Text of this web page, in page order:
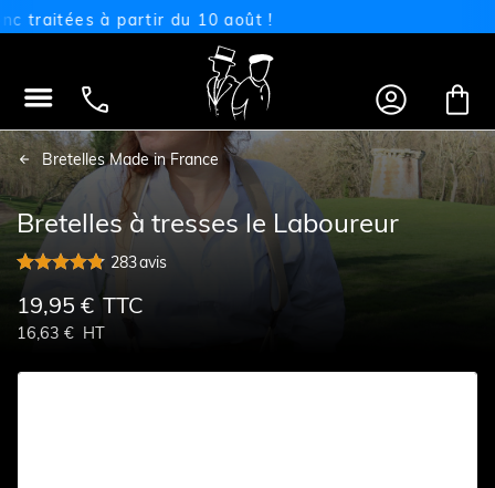
à partir du 10 août !
   
Bretelles Made in France
Bretelles à tresses le Laboureur
283avis
19,95 € TTC
16,63 € HT